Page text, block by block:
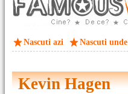
Nascuti azi Nascuti unde
Kevin Hagen